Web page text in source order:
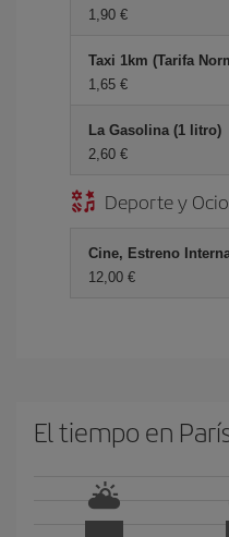
1,90 €
Taxi 1km (Tarifa
1,65 €
La Gasolina (1 litro)
2,60 €
Deporte y Ocio
Cine, Estreno
12,00 €
El tiempo en